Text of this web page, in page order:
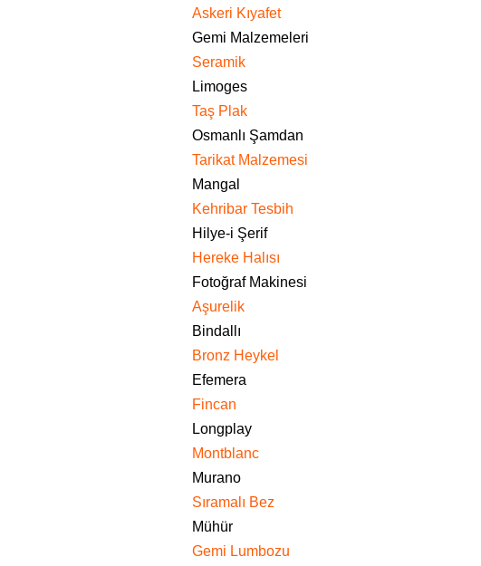
Askeri Kıyafet
Gemi Malzemeleri
Seramik
Limoges
Taş Plak
Osmanlı Şamdan
Tarikat Malzemesi
Mangal
Kehribar Tesbih
Hilye-i Şerif
Hereke Halısı
Fotoğraf Makinesi
Aşurelik
Bindallı
Bronz Heykel
Efemera
Fincan
Longplay
Montblanc
Murano
Sıramalı Bez
Mühür
Gemi Lumbozu